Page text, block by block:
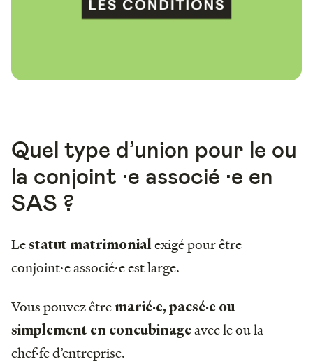
Quel type d’union pour le ou
la conjoint ·e associé ·e en
SAS ?
Lestatut matrimonial exigé pour être
conjoint·e associé·e est large.
Vous pouvez être marié·e, pacsé·e ou
simplement en concubinageavec le ou la
chef·fe d’entreprise.